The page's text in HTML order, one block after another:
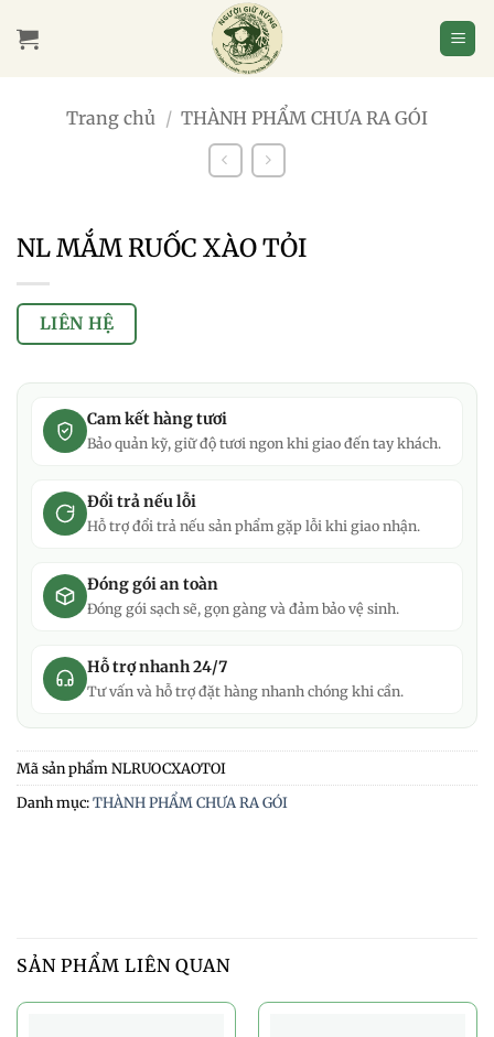
qua
Trang chủ / THÀNH PHẨM CHƯA RA GÓI
NL MẮM RUỐC XÀO TỎI
LIÊN HỆ
Cam kết hàng tươi
Bảo quản kỹ, giữ độ tươi ngon khi giao đến tay khách.
Đổi trả nếu lỗi
Hỗ trợ đổi trả nếu sản phẩm gặp lỗi khi giao nhận.
Đóng gói an toàn
Đóng gói sạch sẽ, gọn gàng và đảm bảo vệ sinh.
Hỗ trợ nhanh 24/7
Tư vấn và hỗ trợ đặt hàng nhanh chóng khi cần.
Mã sản phẩm NLRUOCXAOTOI
Danh mục:THÀNH PHẨM CHƯA RA GÓI
SẢN PHẨM LIÊN QUAN